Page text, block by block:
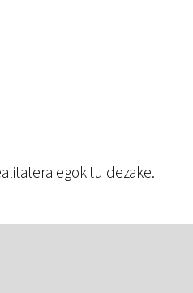
egokitu dezake.